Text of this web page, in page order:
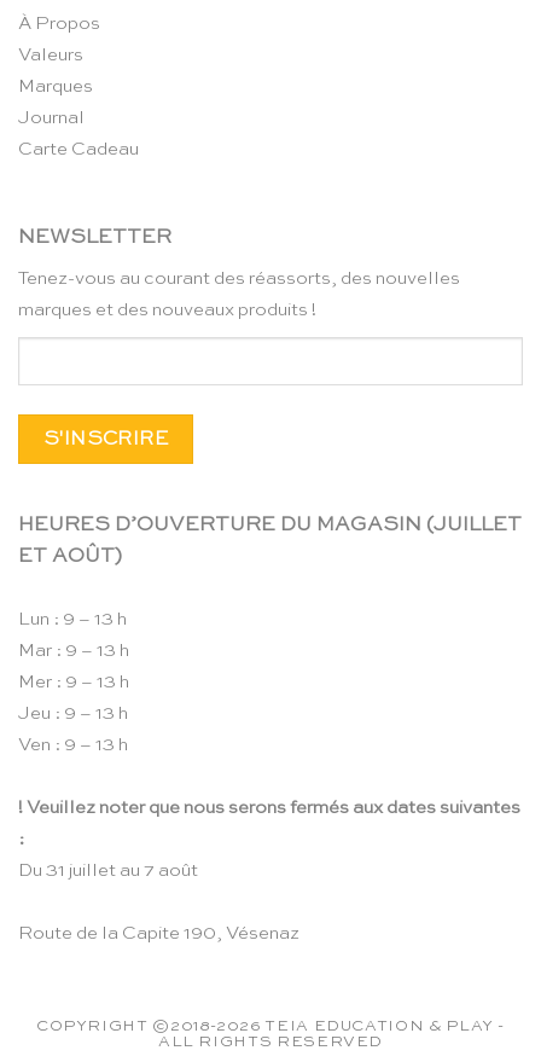
À Propos
Valeurs
Marques
Journal
Carte Cadeau
NEWSLETTER
Tenez-vous au courant des réassorts, des nouvelles
marques et des nouveaux produits !
HEURES D’OUVERTURE DU MAGASIN (JUILLET
ET AOÛT)
Lun : 9 – 13 h
Mar : 9 – 13 h
Mer : 9 – 13 h
Jeu : 9 – 13 h
Ven : 9 – 13 h
! Veuillez noter que nous serons fermés aux dates suivantes
:
Du 31 juillet au 7 août
Route de la Capite 190, Vésenaz
COPYRIGHT ©2018-2026 TEIA EDUCATION & PLAY -
ALL RIGHTS RESERVED